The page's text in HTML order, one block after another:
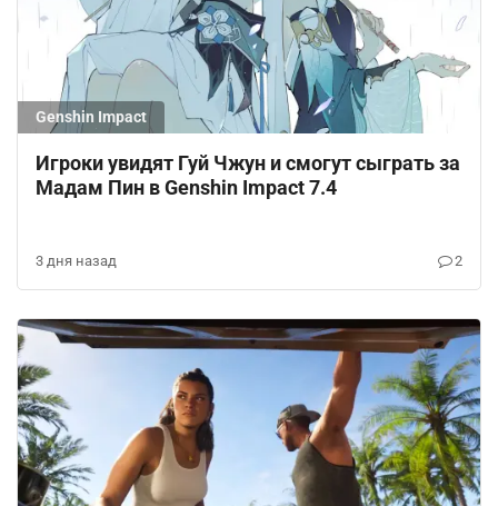
Genshin Impact
Игроки увидят Гуй Чжун и смогут сыграть за
Мадам Пин в Genshin Impact 7.4
3 дня назад 2